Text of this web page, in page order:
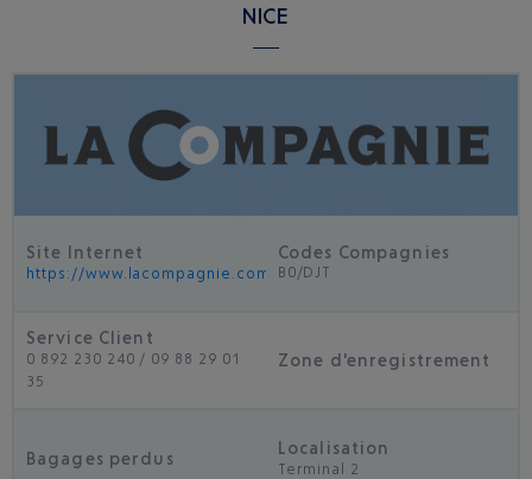
NICE
Site Internet
https://www.lacompagnie.com/fr
Codes Compagnies
B0/DJT
Service Client
0 892 230 240 / 09 88 29 01
35
Zone d'enregistrement
Bagages perdus
Localisation
Terminal 2